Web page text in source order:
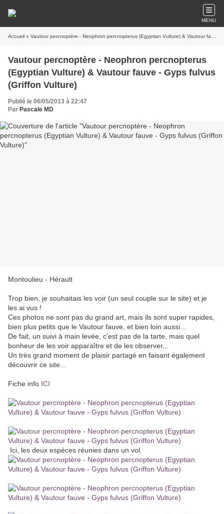
MENU
Accueil » Vautour percnoptère - Neophron percnopterus (Egyptian Vulture) & Vautour fauve - Gyps fulvus (Griffon Vulture)
Vautour percnoptère - Neophron percnopterus
(Egyptian Vulture) & Vautour fauve - Gyps fulvus
(Griffon Vulture)
Publié le 06/05/2013 à 22:47
Par Pascale MD
Montoulieu - Hérault
Trop bien, je souhaitais les voir (un seul couple sur le site) et je
les ai vus !
Ces photos ne sont pas du grand art, mais ils sont super rapides,
bien plus petits que le Vautour fauve, et bien loin aussi...
De fait, un suivi à main levée, c'est pas de la tarte, mais quel
bonheur de les voir apparaître et de les observer...
Un très grand moment de plaisir partagé en faisant également
découvrir ce site...
Fiche info ICI
Ici, les deux espèces réunies dans un vol.